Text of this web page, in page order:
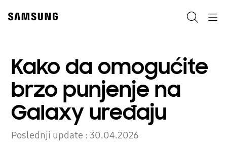
content
Kako da omogućite
brzo punjenje na
Galaxy uređaju
Poslednji update : 30.04.2026